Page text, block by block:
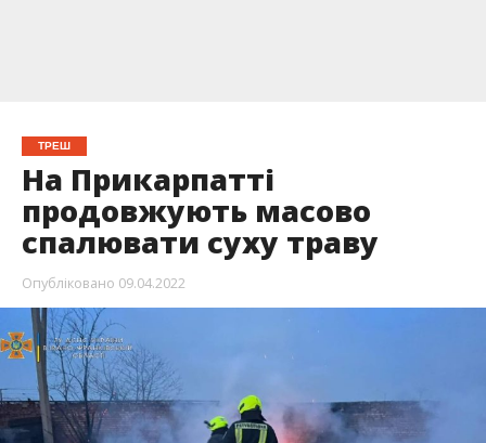
ТРЕШ
На Прикарпатті
продовжують масово
спалювати суху траву
Опубліковано 09.04.2022